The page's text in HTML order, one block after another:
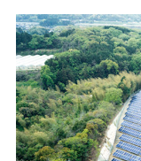
SITE MAP
ウエストグループにつ
グループ情報